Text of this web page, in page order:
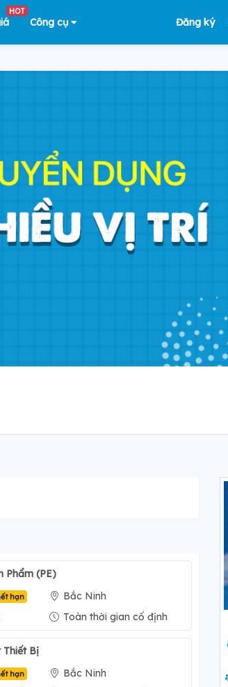
HOT
Công cụ Đăng ký
Phẩm (PE)
hạn
Bắc Ninh
Toàn thời gian cố định
Thiết Bị
hạn
Bắc Ninh